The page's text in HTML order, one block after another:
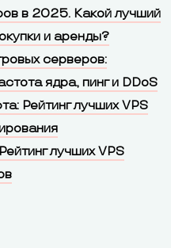
в 2025. Какой лучший
и аренды?
серверов:
ядра, пинг и DDoS
Рейтинг лучших VPS
лучших VPS